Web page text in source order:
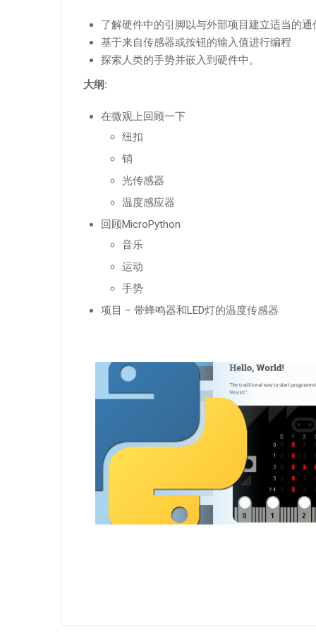
了解硬件中的引脚以与外部项目建立适当的通
基于来自传感器或按钮的输入值进行编程
探索人类的手势并嵌入到硬件中。
大纲:
在微观上回顾一下
纽扣
销
光传感器
温度感应器
回顾MicroPython
音乐
运动
手势
项目 – 带蜂鸣器和LED灯的温度传感器